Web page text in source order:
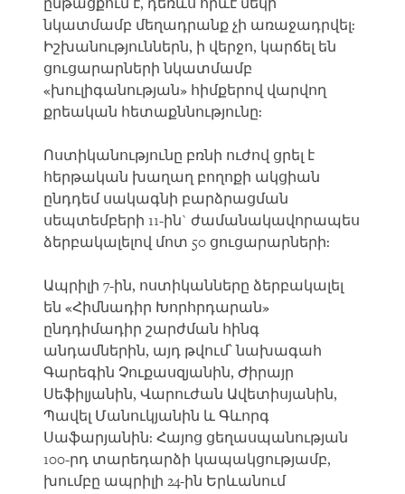
ընթացքում է, դեռևս որևէ մեկի
նկատմամբ մեղադրանք չի առաջադրվել:
Իշխանություններն, ի վերջո, կարճել են
ցուցարարների նկատմամբ
«խուլիգանության» հիմքերով վարվող
քրեական հետաքննությունը:
Ոստիկանությունը բռնի ուժով ցրել է
հերթական խաղաղ բողոքի ակցիան
ընդդեմ սակագնի բարձրացման
սեպտեմբերի 11-ին` ժամանակավորապես
ձերբակալելով մոտ 50 ցուցարարների:
Ապրիլի 7-ին, ոստիկանները ձերբակալել
են «Հիմնադիր Խորհրդարան»
ընդդիմադիր շարժման հինգ
անդամներին, այդ թվում՝ նախագահ
Գարեգին Չուքասզյանին, Ժիրայր
Սեֆիլյանին, Վարուժան Ավետիսյանին,
Պավել Մանուկյանին և Գևորգ
Սաֆարյանին: Հայոց ցեղասպանության
100-րդ տարեդարձի կապակցությամբ,
խումբը ապրիլի 24-ին Երևանում